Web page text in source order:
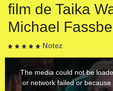
film de Taika
Michael
Notez